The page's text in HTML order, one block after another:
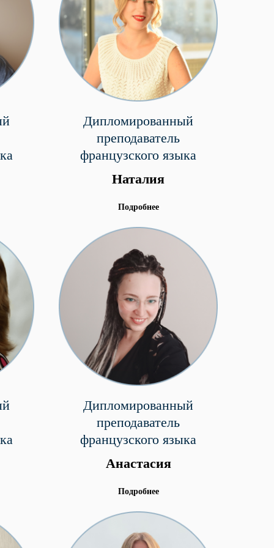
Дипломированный
преподаватель
французского языка
Наталия
Подробнее
Дипломированный
преподаватель
французского языка
Анастасия
Подробнее